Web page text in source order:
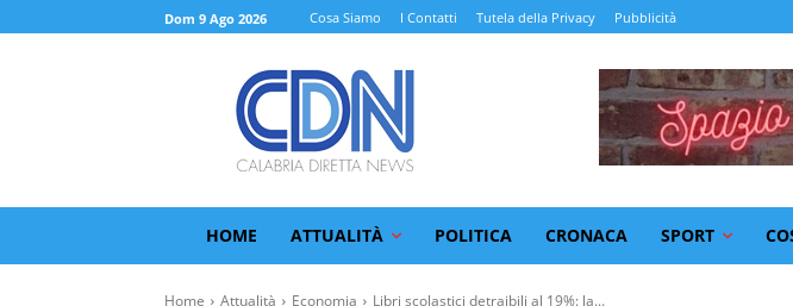
Dom 9 Ago 2026 Cosa Siamo I Contatti Tutela della Privacy Pubblicità
HOME ATTUALITÀ POLITICA CRONACA SPORT
Home Attualità Economia Libri scolastici detraibili al 19%: la...